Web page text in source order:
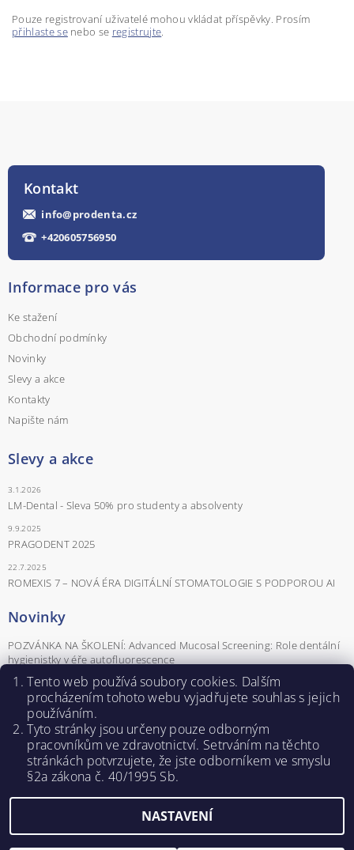
Pouze registrovaní uživatelé mohou vkládat příspěvky. Prosím
přihlaste senebo se registrujte.
Kontakt
info@prodenta.cz
+420605756950
Informace pro vás
Ke stažení
Obchodní podmínky
Novinky
Slevy a akce
Kontakty
Napište nám
Slevy a akce
3.1.2026
LM-Dental - Sleva 50% pro studenty a absolventy
9.9.2025
PRAGODENT 2025
22.7.2025
ROMEXIS 7 – NOVÁ ÉRA DIGITÁLNÍ STOMATOLOGIE S PODPOROU AI
Novinky
POZVÁNKA NA ŠKOLENÍ: Advanced Mucosal Screening: Role dentální
hygienistky v éře autofluorescence
POZVÁNKA NA ŠKOLENÍ Parodontologické minimum pro praxi aneb
parodontologie od A do Z
Záznamy z webinářů - Naučte se pracovat se softwarem Romexis®.
POZVÁNKA NA ŠKOLENÍ PRO DENTÁLNÍ HYGIENISTKY
ROZHOVOR: KLÁRA NOVÁ – DENTÁLNÍ HYGIENISTKA A SDA
ŠKOLITELKA
2026 ©PRODENTA s.r.o., všechna práva vyhrazenaUpravit nastavení cookies
Tento web používá soubory cookies. Dalším
procházením tohoto webu vyjadřujete souhlas s jejich
používáním.
Tyto stránky jsou určeny pouze odborným
pracovníkům ve zdravotnictví. Setrváním na těchto
stránkách potvrzujete, že jste odborníkem ve smyslu
§2a zákona č. 40/1995 Sb.
NASTAVENÍ